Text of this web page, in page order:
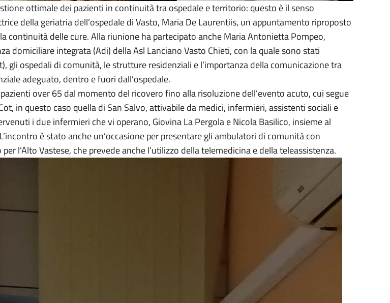
ottimale dei pazienti in continuità tra ospedale e territorio: questo è il senso
della geriatria dell’ospedale di Vasto, Maria De Laurentiis, un appuntamento riproposto
delle cure. Alla riunione ha partecipato anche Maria Antonietta Pompeo,
domiciliare integrata (Adi) della Asl Lanciano Vasto Chieti, con la quale sono stati
ospedali di comunità, le strutture residenziali e l’importanza della comunicazione tra
adeguato, dentro e fuori dall’ospedale.
over 65 dal momento del ricovero fino alla risoluzione dell’evento acuto, cui segue
in questo caso quella di San Salvo, attivabile da medici, infermieri, assistenti sociali e
i due infermieri che vi operano, Giovina La Pergola e Nicola Basilico, insieme al
è stato anche un’occasione per presentare gli ambulatori di comunità con
l’Alto Vastese, che prevede anche l’utilizzo della telemedicina e della teleassistenza.